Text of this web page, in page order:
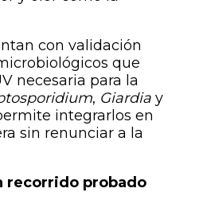
con validación
que
necesaria para la
, Giardia y
integrarlos en
sin renunciar a la
recorrido probado